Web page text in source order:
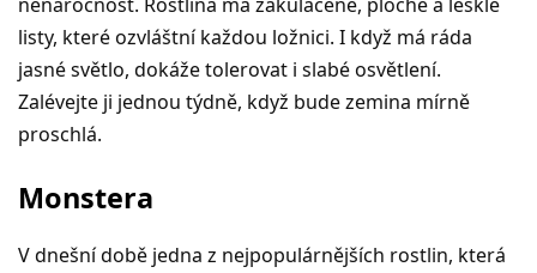
nenáročnost. Rostlina má zakulacené, ploché a lesklé
listy, které ozvláštní každou ložnici. I když má ráda
jasné světlo, dokáže tolerovat i slabé osvětlení.
Zalévejte ji jednou týdně, když bude zemina mírně
proschlá.
Monstera
V dnešní době jedna z nejpopulárnějších rostlin, která